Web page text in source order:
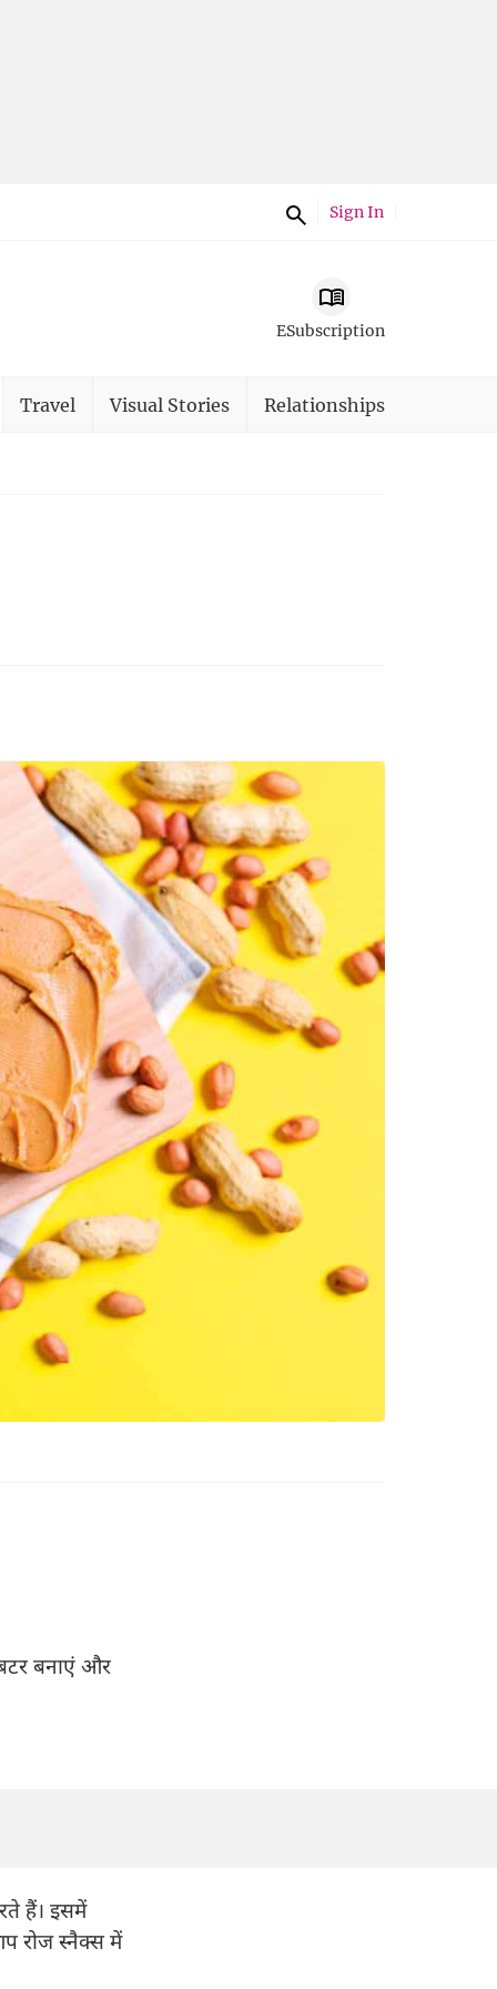
Sign In
ESubscription
Travel Visual Stories Relationships
बनाएं और
हैं। इसमें
रोज स्नैक्स में